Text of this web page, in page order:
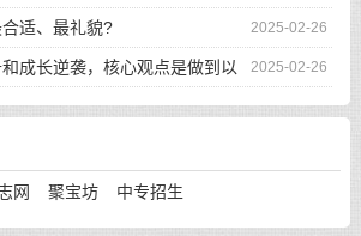
2025-02-26
适、最礼貌?
2025-02-26
成长逆袭，核心观点是做到以
网 聚宝坊 中专招生